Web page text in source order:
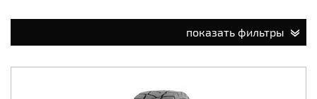
показать фильтры